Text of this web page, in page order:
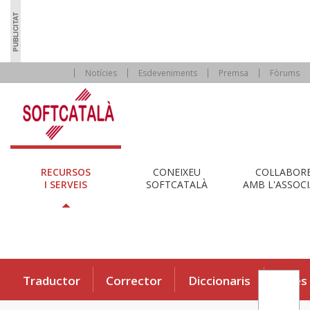
Notícies Esdeveniments Premsa Fòrums
RECURSOS
I SERVEIS
CONEIXEU
SOFTCATALÀ
AMB
Traductor Corrector Diccionaris Eines